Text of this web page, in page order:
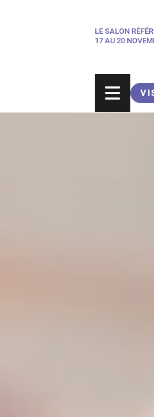
Paragraphes
LE SALON
17 AU 20